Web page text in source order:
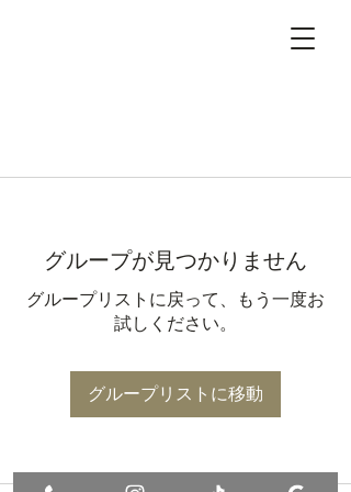
グループが見つかりません
グループリストに戻って、もう一度お
試しください。
グループリストに移動